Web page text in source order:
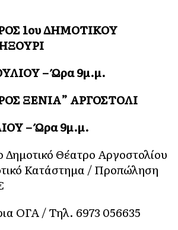
1ου ΔΗΜΟΤΙΚΟΥ
– Ώρα 9μ.μ.
ΞΕΝΙΑ” ΑΡΓΟΣΤΟΛΙ
– Ώρα 9μ.μ.
Θέατρο Αργοστολίου
Κατάστημα / Προπώληση
ΟΓΑ / Τηλ. 6973 056635